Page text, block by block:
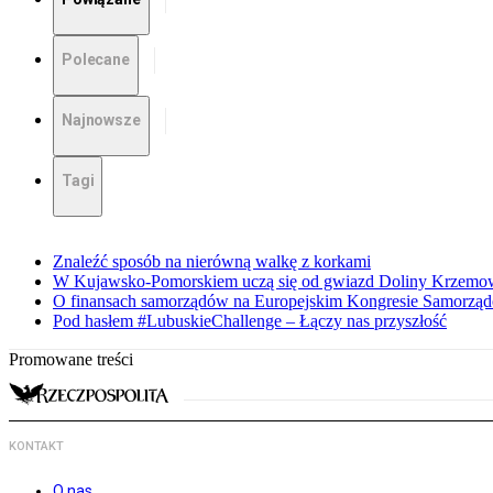
Polecane
Najnowsze
Tagi
Znaleźć sposób na nierówną walkę z korkami
W Kujawsko-Pomorskiem uczą się od gwiazd Doliny
O finansach samorządów na Europejskim Kongresie
Pod hasłem #LubuskieChallenge – Łączy nas przyszłość
Promowane treści
KONTAKT